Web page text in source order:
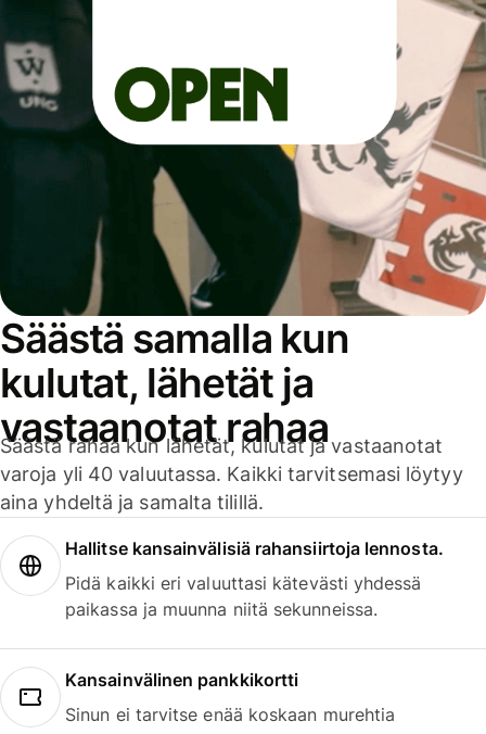
Säästä samalla kun
kulutat, lähetät ja
vastaanotat rahaa
Säästä rahaa kun lähetät, kulutat ja vastaanotat
varoja yli 40 valuutassa. Kaikki tarvitsemasi löytyy
aina yhdeltä ja samalta tilillä.
Hallitse kansainvälisiä rahansiirtoja lennosta.
Pidä kaikki eri valuuttasi kätevästi yhdessä
paikassa ja muunna niitä sekunneissa.
Kansainvälinen pankkikortti
Sinun ei tarvitse enää koskaan murehtia